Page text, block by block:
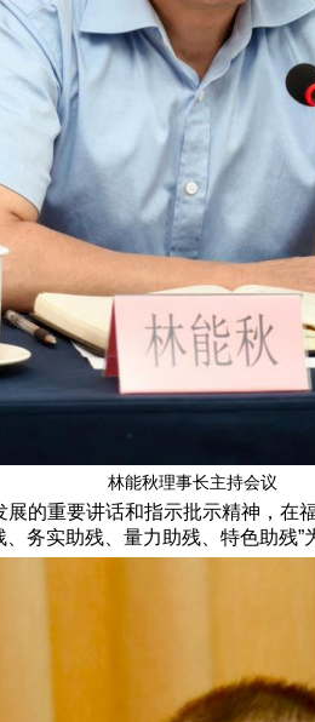
林能秋理事长主持会议
的重要讲话和指示批示精神，
务实助残、量力助残、特色助残”